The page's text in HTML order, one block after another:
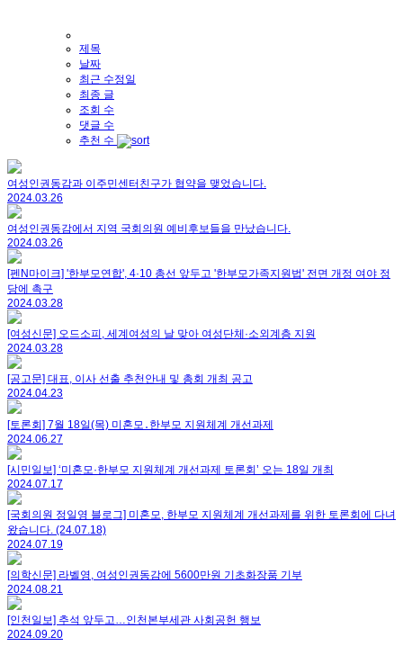
제목
날짜
최근 수정일
최종 글
조회 수
댓글 수
추천 수
여성인권동감과 이주민센터친구가 협약을 맺었습니다.
2024.03.26
여성인권동감에서 지역 국회의원 예비후보들을 만났습니다.
2024.03.26
[펜N마이크] '한부모연합', 4·10 총선 앞두고 '한부모가족지원법' 전면 개정 여야 정
당에 촉구
2024.03.28
[여성신문] 오드소피, 세계여성의 날 맞아 여성단체·소외계층 지원
2024.03.28
[공고문] 대표, 이사 선출 추천안내 및 총회 개최 공고
2024.04.23
[토론회] 7월 18일(목) 미혼모․한부모 지원체계 개선과제
2024.06.27
[시민일보] ‘미혼모·한부모 지원체계 개선과제 토론회’ 오는 18일 개최
2024.07.17
[국회의원 정일영 블로그] 미혼모, 한부모 지원체계 개선과제를 위한 토론회에 다녀
왔습니다. (24.07.18)
2024.07.19
[의학신문] 라벨영, 여성인권동감에 5600만원 기초화장품 기부
2024.08.21
[인천일보] 추석 앞두고…인천본부세관 사회공헌 행보
2024.09.20